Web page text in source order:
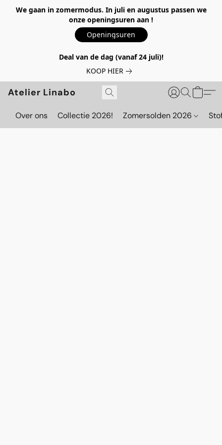
We gaan in zomermodus. In juli en augustus passen we
onze openingsuren aan !
Openingsuren
Deal van de dag (vanaf 24 juli)!
KOOP HIER
Atelier Linabo
Over ons Collectie 2026! Zomersolden 2026